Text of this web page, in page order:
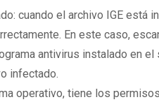
cuando el archivo IGE está
En este caso,
antivirus instalado en el
infectado.
operativo, tiene los